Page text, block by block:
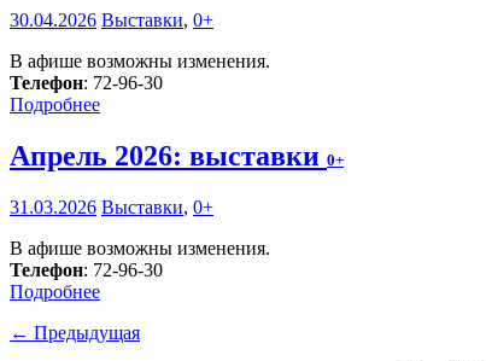
30.04.2026 Выставки, 0+
В афише возможны изменения.
Телефон: 72-96-30
Подробнее
Апрель 2026: выставки 0+
31.03.2026 Выставки, 0+
В афише возможны изменения.
Телефон: 72-96-30
Подробнее
← Предыдущая